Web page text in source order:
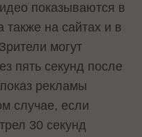
показываются в
также на сайтах и в
могут
пять секунд после
рекламы
случае, если
30 секунд